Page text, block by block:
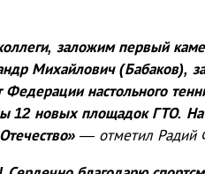
заложим первый
Михайлович (Бабаков),
Федерации настольного
12 новых площадок ГТО.
— отметил Радий